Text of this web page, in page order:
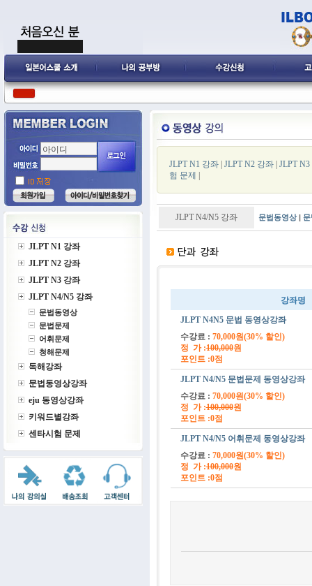
JLPT N1 강좌
JLPT N2 강좌
JLPT N3 강좌
JLPT N4/N5 강좌
문법동영상
문법문제
어휘문제
청해문제
독해강좌
문법동영상강좌
eju 동영상강좌
키워드별강좌
센타시험 문제
JLPT N1 강좌| JLPT N2 강좌| JLPT N3
험 문제
JLPT N4/N5 강좌 문법동영상| 문
강좌명
JLPT N4N5 문법 동영상강좌
수강료 : 70,000원(30% 할인)
정 가 :100,000원
포인트 :0점
JLPT N4/N5 문법문제 동영상강좌
수강료 : 70,000원(30% 할인)
정 가 :100,000원
포인트 :0점
JLPT N4/N5 어휘문제 동영상강좌
수강료 : 70,000원(30% 할인)
정 가 :100,000원
포인트 :0점